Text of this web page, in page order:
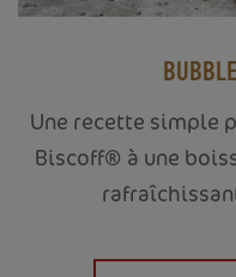
Une recette simple
Biscoff® à une